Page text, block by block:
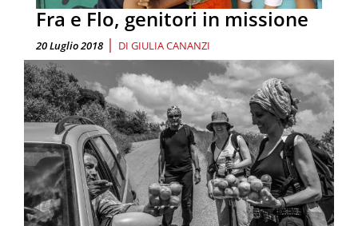
Fra e Flo, genitori in missione
20 Luglio 2018 | DI GIULIA CANANZI